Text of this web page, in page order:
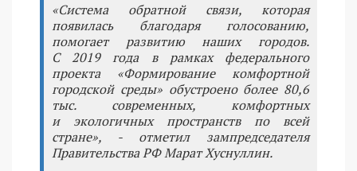
«Система обратной связи, которая
появилась благодаря голосованию,
помогает развитию наших городов.
С 2019 года в рамках федерального
проекта «Формирование комфортной
городской среды» обустроено более 80,6
тыс. современных, комфортных
и экологичных пространств по всей
стране», - отметил зампредседателя
Правительства РФ Марат Хуснуллин.